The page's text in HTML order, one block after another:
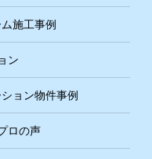
施工事例
ン
ョン物件事例
ロの声